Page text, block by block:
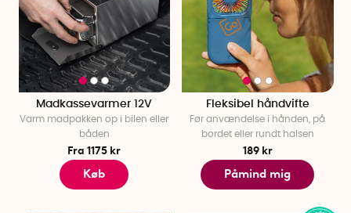
Madkassevarmer 12V
Varm madpakken op i bilen eller
båden
Fra 1175 kr
Køb
Fleksibel håndvifte
Før anvændelse i hånden, på
bordet eller rundt halsen
189 kr
Påmind mig